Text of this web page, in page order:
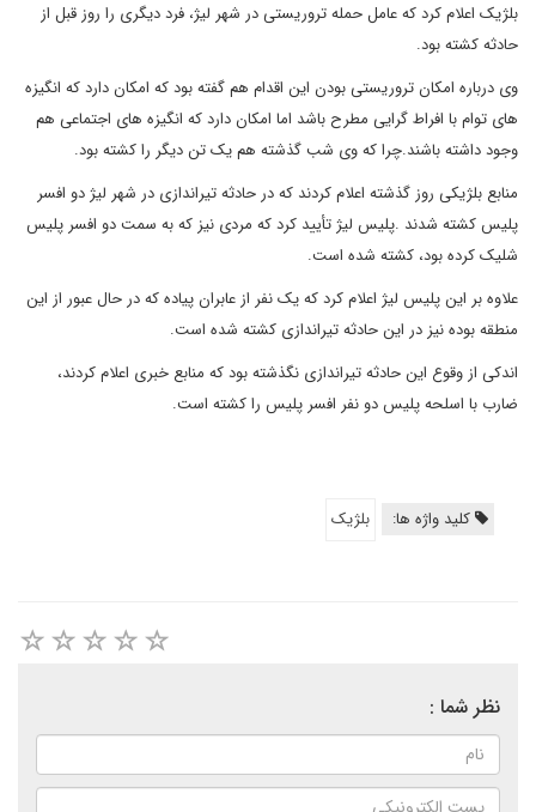
بلژیک اعلام کرد که عامل حمله تروریستی در شهر لیژ، فرد دیگری را روز قبل از
حادثه کشته بود.
وی درباره امکان تروریستی بودن این اقدام هم گفته بود که امکان دارد که انگیزه
های توام با افراط گرایی مطرح باشد اما امکان دارد که انگیزه های اجتماعی هم
وجود داشته باشند.چرا که وی شب گذشته هم یک تن دیگر را کشته بود.
منابع بلژیکی روز گذشته اعلام کردند که در حادثه تیراندازی در شهر لیژ دو افسر
پلیس کشته شدند .پلیس لیژ تأیید کرد که مردی نیز که به سمت دو افسر پلیس
شلیک کرده بود، کشته شده است.
علاوه بر این پلیس لیژ اعلام کرد که یک نفر از عابران پیاده که در حال عبور از این
منطقه بوده نیز در این حادثه تیراندازی کشته شده است.
اندکی از وقوع این حادثه تیراندازی نگذشته بود که منابع خبری اعلام کردند،
ضارب با اسلحه پلیس دو نفر افسر پلیس را کشته است.
کلید واژه ها: بلژیک
نظر شما :